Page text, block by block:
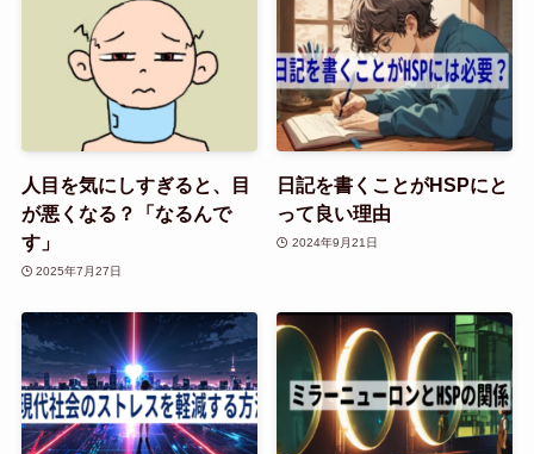
人目を気にしすぎると、目
が悪くなる？「なるんで
す」
2025年7月27日
日記を書くことがHSPにと
って良い理由
2024年9月21日